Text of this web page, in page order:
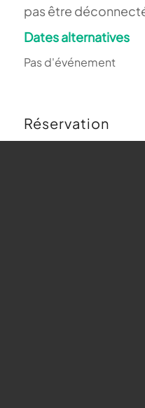
pas être
Dates alternatives
Pas d'événement
Réservation